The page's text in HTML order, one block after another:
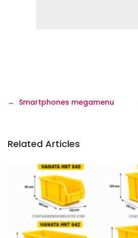
Navigasi
Smartphones megamenu
Related Articles